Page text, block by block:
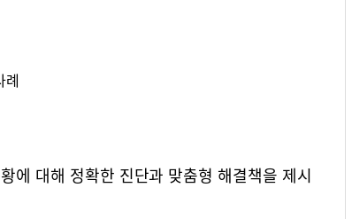
례
에 대해 정확한 진단과 맞춤형 해결책을 제시